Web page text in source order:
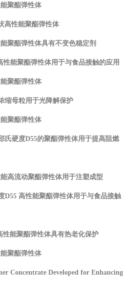
聚酯弹性体
高性能聚酯弹性体
聚酯弹性体具有不变色稳定剂
能聚酯弹性体用于与食品接触的应用
聚酯弹性体
缩母粒用于光降解保护
聚酯弹性体
氏硬度D55的聚酯弹性体用于提高阻燃
高流动聚酯弹性体用于注塑成型
D55 高性能聚酯弹性体用于与食品接触
能聚酯弹性体具有热老化保护
聚酯弹性体
Concentrate Developed for Enhancing